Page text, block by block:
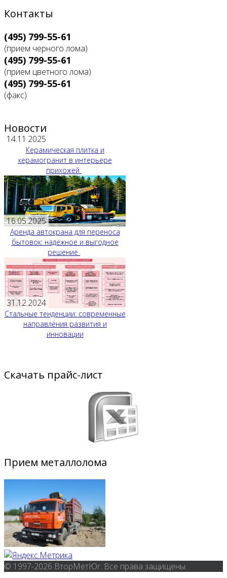
Контакты
(495) 799-55-61
(прием черного лома)
(495) 799-55-61
(прием цветного лома)
(495) 799-55-61
(факс)
Новости
14.11.2025
Керамическая плитка и
керамогранит в интерьере
прихожей
16.05.2025
Аренда автокрана для переноса
бытовок: надёжное и выгодное
решение
31.12.2024
Стальные тенденции: современные
направления развития и
инновации
Скачать прайс-лист
Прием металлолома
© 1997-2026 ВторМетЮг. Все права защищены.